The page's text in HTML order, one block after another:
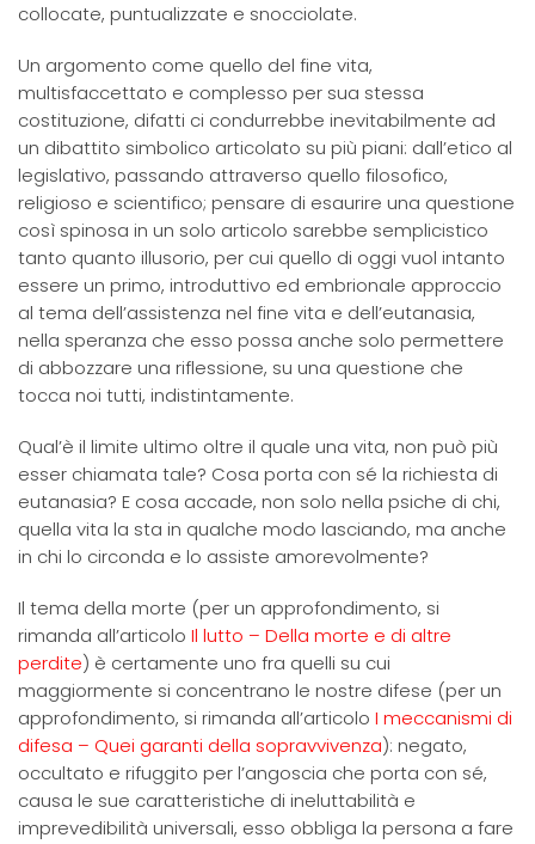
collocate, puntualizzate e snocciolate.
Un argomento come quello del fine vita,
multisfaccettato e complesso per sua stessa
costituzione, difatti ci condurrebbe inevitabilmente ad
un dibattito simbolico articolato su più piani: dall’etico al
legislativo, passando attraverso quello filosofico,
religioso e scientifico; pensare di esaurire una questione
così spinosa in un solo articolo sarebbe semplicistico
tanto quanto illusorio, per cui quello di oggi vuol intanto
essere un primo, introduttivo ed embrionale approccio
al tema dell’assistenza nel fine vita e dell’eutanasia,
nella speranza che esso possa anche solo permettere
di abbozzare una riflessione, su una questione che
tocca noi tutti, indistintamente.
Qual’è il limite ultimo oltre il quale una vita, non può più
esser chiamata tale? Cosa porta con sé la richiesta di
eutanasia? E cosa accade, non solo nella psiche di chi,
quella vita la sta in qualche modo lasciando, ma anche
in chi lo circonda e lo assiste amorevolmente?
Il tema della morte (per un approfondimento, si
rimanda all’articolo Il lutto – Della morte e di altre
perdite) è certamente uno fra quelli su cui
maggiormente si concentrano le nostre difese (per un
approfondimento, si rimanda all’articolo I meccanismi di
difesa – Quei garanti della sopravvivenza): negato,
occultato e rifuggito per l’angoscia che porta con sé,
causa le sue caratteristiche di ineluttabilità e
imprevedibilità universali, esso obbliga la persona a fare